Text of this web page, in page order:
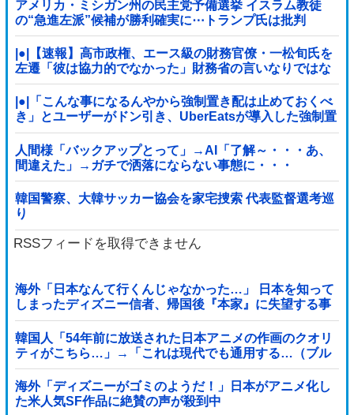
アメリカ・ミシガン州の民主党予備選挙 イスラム教徒
の“急進左派”候補が勝利確実に⋯トランプ氏は批判
|●|【速報】高市政権、エース級の財務官僚・一松旬氏を
左遷「彼は協力的でなかった」財務省の言いなりではな
いことが判明
|●|「こんな事になるんやから強制置き配は止めておくべ
き」とユーザーがドン引き、UberEatsが導入した強制置
き配が起こしたのは……
人間様「バックアップとって」→AI「了解～・・・あ、
間違えた」→ガチで洒落にならない事態に・・・
韓国警察、大韓サッカー協会を家宅捜索 代表監督選考巡
り
RSSフィードを取得できません
海外「日本なんて行くんじゃなかった…」 日本を知って
しまったディズニー信者、帰国後『本家』に失望する事
態に
韓国人「54年前に放送された日本アニメの作画のクオリ
ティがこちら…」→「これは現代でも通用する…（ブル
ブル」＝韓国の反応
海外「ディズニーがゴミのようだ！」日本がアニメ化し
た米人気SF作品に絶賛の声が殺到中